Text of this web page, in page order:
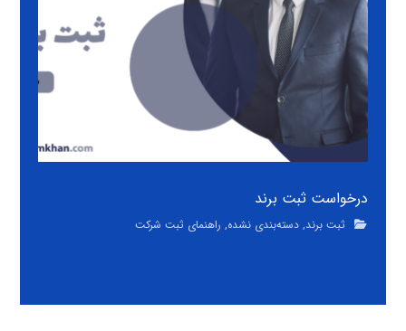
درخواست ثبت برند
ثبت برند,دسته‌بندی نشده, راهنمای ثبت شرکت